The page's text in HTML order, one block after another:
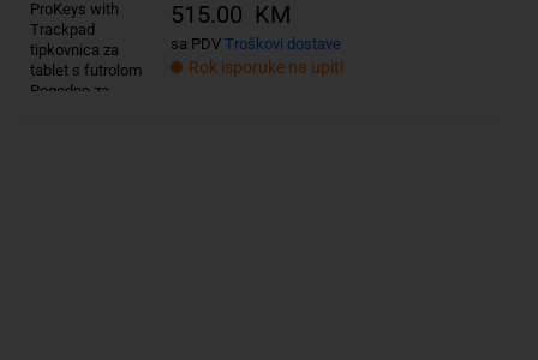
Rok isporuke na upit!
515.00 KM
sa PDV Troškovi dostave